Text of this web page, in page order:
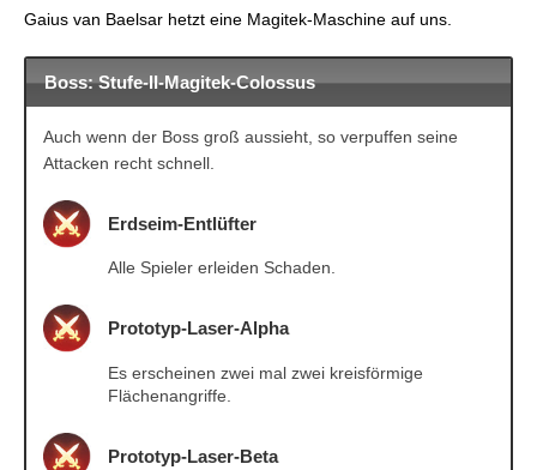
Gaius van Baelsar hetzt eine Magitek-Maschine auf uns.
Boss: Stufe-II-Magitek-Colossus
Auch wenn der Boss groß aussieht, so verpuffen seine
Attacken recht schnell.
Erdseim-Entlüfter
Alle Spieler erleiden Schaden.
Prototyp-Laser-Alpha
Es erscheinen zwei mal zwei kreisförmige
Flächenangriffe.
Prototyp-Laser-Beta